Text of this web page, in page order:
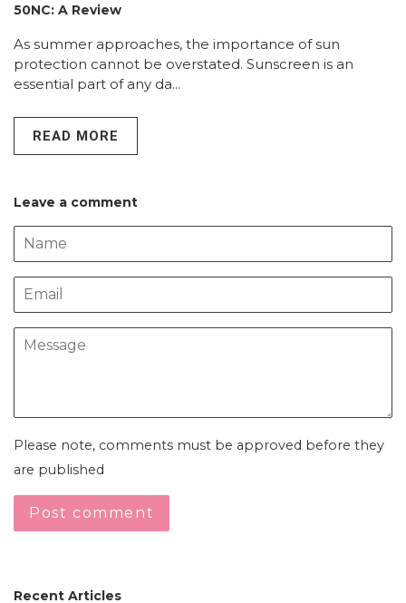
50NC: A Review
As summer approaches, the importance of sun
protection cannot be overstated. Sunscreen is an
essential part of any da...
READ MORE
Leave a comment
Name
Email
Message
Please note, comments must be approved before they
are published
Recent Articles